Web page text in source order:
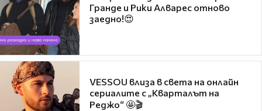
Гранде и Рики Алварес отново
заедно!😍
VESSOU влиза в света на онлайн
сериалите с „Кварталът на
Реджо“ 🤩🎬